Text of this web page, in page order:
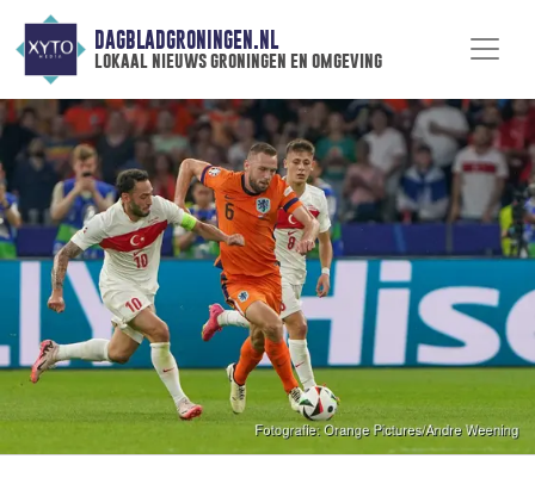
DAGBLADGRONINGEN.NL
lokaal nieuws groningen en omgeving